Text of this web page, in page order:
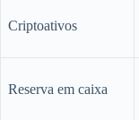
Criptoativos
Reserva em caixa